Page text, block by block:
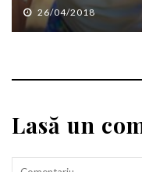
26/04/2018
Lasă un